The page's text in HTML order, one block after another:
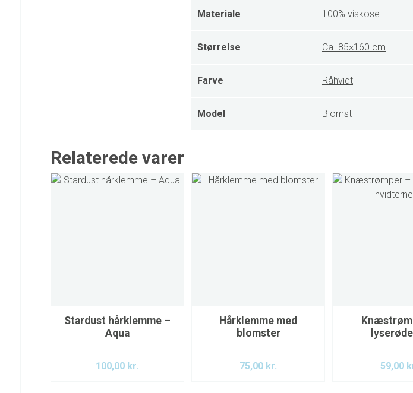
Materiale 100% viskose
Størrelse Ca. 85×160 cm
Farve Råhvidt
Model Blomst
Relaterede varer
Stardust hårklemme –
Aqua
100,00 kr.
Hårklemme med
blomster
75,00 kr. 59,00